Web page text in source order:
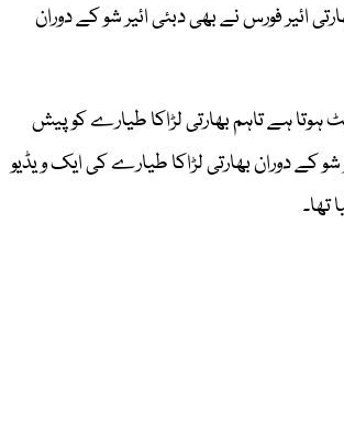
ائیر فورس نے بھی دبئی ائیر شو کے دوران
ہوتا ہے تاہم بھارتی لڑاکا طیارے کو پیش
کے دوران بھارتی لڑاکا طیارے کی ایک ویڈیو